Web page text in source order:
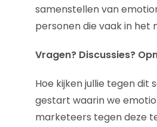
samenstellen van
personen die vaak in het
Vragen? Discussies?
Hoe kijken jullie tegen
gestart waarin we
marketeers tegen deze